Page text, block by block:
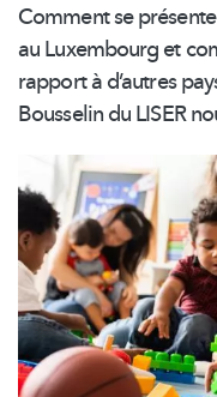
Comment se
au Luxembourg et
rapport à d’autres
Bousselin du LISER